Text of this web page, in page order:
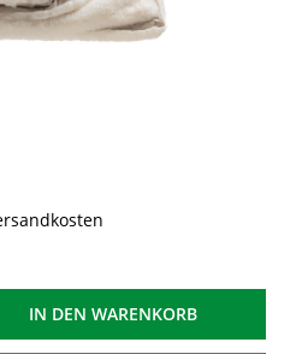
IN DEN WARENKORB